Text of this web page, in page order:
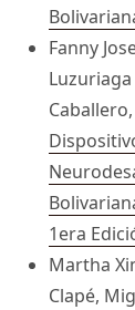
Fanny
1era
Martha
Clapé,